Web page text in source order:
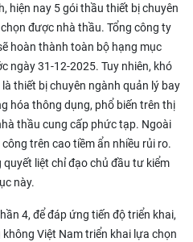
hiện nay 5 gói thầu thiết bị chuyên
được nhà thầu. Tổng công ty
hoàn thành toàn bộ hạng mục
ngày 31-12-2025. Tuy nhiên, khó
thiết bị chuyên ngành quản lý bay
hóa thông dụng, phổ biến trên thị
thầu cung cấp phức tạp. Ngoài
trên cao tiềm ẩn nhiều rủi ro.
quyết liệt chỉ đạo chủ đầu tư kiểm
này.
4, để đáp ứng tiến độ triển khai,
Việt Nam triển khai lựa chọn